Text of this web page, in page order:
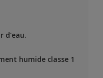
d'eau.
humide classe 1